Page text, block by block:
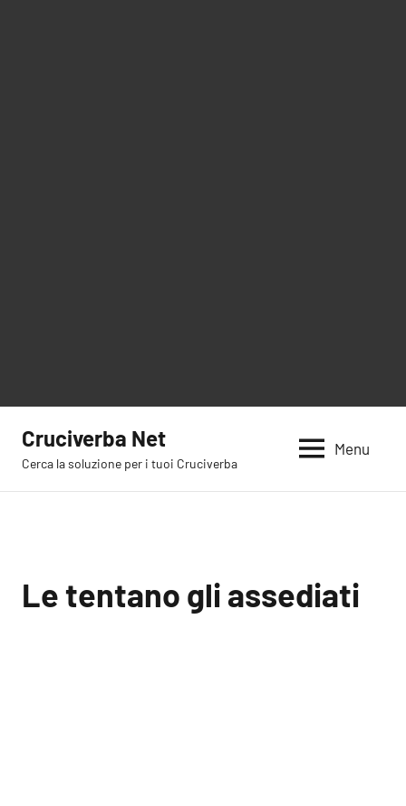
contenuto
Cruciverba Net
Cerca la soluzione per i tuoi Cruciverba
Menu
Le tentano gli assediati